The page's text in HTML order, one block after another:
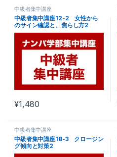
中級者集中講座
中級者集中講座12-2 女性から
のサイン確認と、焦らし方2
¥1,480
中級者集中講座
中級者集中講座18-3 クロージン
グ傾向と対策2